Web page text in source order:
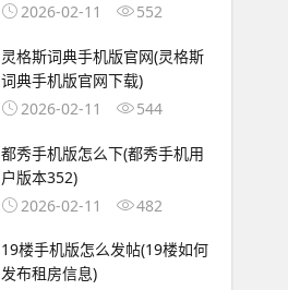
2026-02-11
552
灵格斯词典手机版官网(灵格斯
词典手机版官网下载)
2026-02-11
544
都秀手机版怎么下(都秀手机用
户版本352)
2026-02-11
482
19楼手机版怎么发帖(19楼如何
发布租房信息)